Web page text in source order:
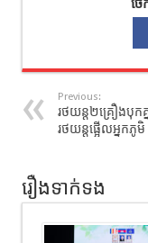
ចែ
Previous:
រថយន្ត២គ្រឿងបុក
រថយន្តផ្អើលអ្នកភូមិ
រឿងទាក់ទង